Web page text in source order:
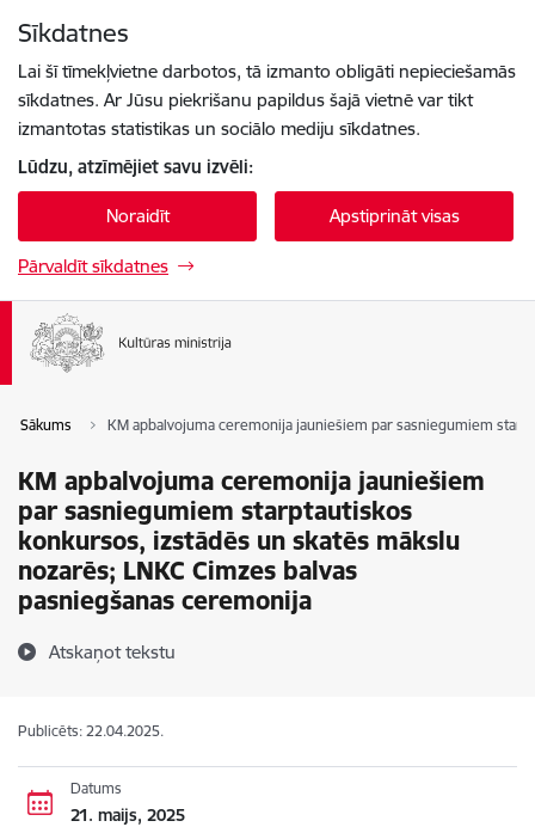
Sīkdatnes
Lai šī tīmekļvietne darbotos, tā izmanto obligāti nepieciešamās
sīkdatnes. Ar Jūsu piekrišanu papildus šajā vietnē var tikt
izmantotas statistikas un sociālo mediju sīkdatnes.
Lūdzu, atzīmējiet savu izvēli:
Noraidīt Apstiprināt visas
Pārvaldīt sīkdatnes
Sākums KM apbalvojuma ceremonija jauniešiem par sasniegumiem
KM apbalvojuma ceremonija jauniešiem
par sasniegumiem starptautiskos
konkursos, izstādēs un skatēs mākslu
nozarēs; LNKC Cimzes balvas
pasniegšanas ceremonija
Atskaņot tekstu
Publicēts: 22.04.2025.
Datums
21. maijs, 2025